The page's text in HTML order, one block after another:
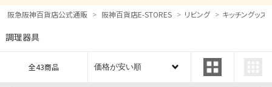
カテゴリー ブランド 特集
から探す
阪急阪神百貨店公式通販 阪神百貨店E-STORES リビング キッチングッズ
調理器具
全43商品